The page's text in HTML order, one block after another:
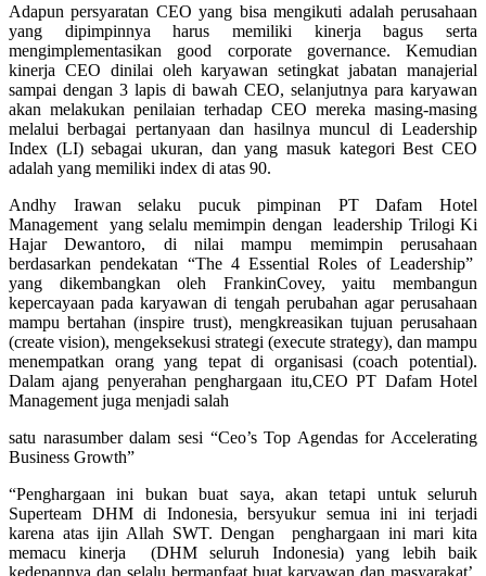
Adapun persyaratan CEO yang bisa mengikuti adalah perusahaan
yang dipimpinnya harus memiliki kinerja bagus serta
mengimplementasikan good corporate governance. Kemudian
kinerja CEO dinilai oleh karyawan setingkat jabatan manajerial
sampai dengan 3 lapis di bawah CEO, selanjutnya para karyawan
akan melakukan penilaian terhadap CEO mereka masing-masing
melalui berbagai pertanyaan dan hasilnya muncul di Leadership
Index (LI) sebagai ukuran, dan yang masuk kategori Best CEO
adalah yang memiliki index di atas 90.
Andhy Irawan selaku pucuk pimpinan PT Dafam Hotel
Management yang selalu memimpin dengan leadership Trilogi Ki
Hajar Dewantoro, di nilai mampu memimpin perusahaan
berdasarkan pendekatan “The 4 Essential Roles of Leadership”
yang dikembangkan oleh FrankinCovey, yaitu membangun
kepercayaan pada karyawan di tengah perubahan agar perusahaan
mampu bertahan (inspire trust), mengkreasikan tujuan perusahaan
(create vision), mengeksekusi strategi (execute strategy), dan mampu
menempatkan orang yang tepat di organisasi (coach potential).
Dalam ajang penyerahan penghargaan itu,CEO PT Dafam Hotel
Management juga menjadi salah
satu narasumber dalam sesi “Ceo’s Top Agendas for Accelerating
Business Growth”
“Penghargaan ini bukan buat saya, akan tetapi untuk seluruh
Superteam DHM di Indonesia, bersyukur semua ini ini terjadi
karena atas ijin Allah SWT. Dengan penghargaan ini mari kita
memacu kinerja (DHM seluruh Indonesia) yang lebih baik
kedepannya dan selalu bermanfaat buat karyawan dan masyarakat’,